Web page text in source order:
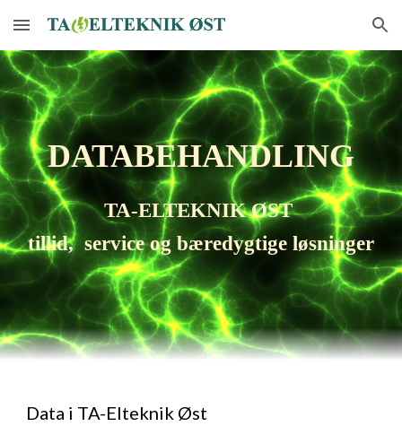
Skip to main content Skip to navigation
DATABEHANDLING
TA-ELTEKNIK ØST
tillid, service og bæredygtige løsninger
Data i TA-Elteknik Øst